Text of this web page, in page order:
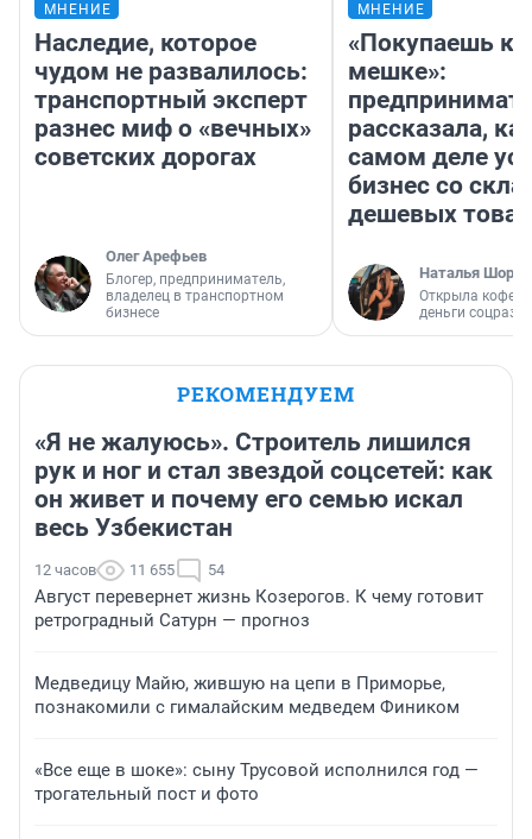
МНЕНИЕ
Наследие, которое
чудом не развалилось:
транспортный эксперт
разнес миф о «вечных»
советских дорогах
Олег Арефьев
Блогер, предприниматель,
владелец в транспортном
бизнесе
МНЕНИЕ
«Покупаешь
мешке»:
рассказала,
самом деле
бизнес со
дешевых
Наталья
Открыла
деньги
РЕКОМЕНДУЕМ
«Я не жалуюсь». Строитель лишился
рук и ног и стал звездой соцсетей: как
он живет и почему его семью искал
весь Узбекистан
12 часов 11 655 54
Август перевернет жизнь Козерогов. К чему готовит
ретроградный Сатурн — прогноз
Медведицу Майю, жившую на цепи в Приморье,
познакомили с гималайским медведем Фиником
«Все еще в шоке»: сыну Трусовой исполнился год —
трогательный пост и фото